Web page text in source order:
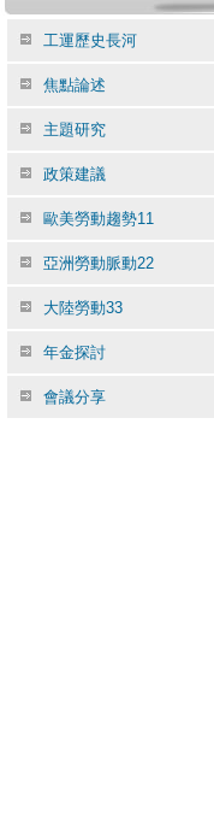
工運歷史長河
焦點論述
主題研究
政策建議
歐美勞動趨勢11
亞洲勞動脈動22
大陸勞動33
年金探討
會議分享